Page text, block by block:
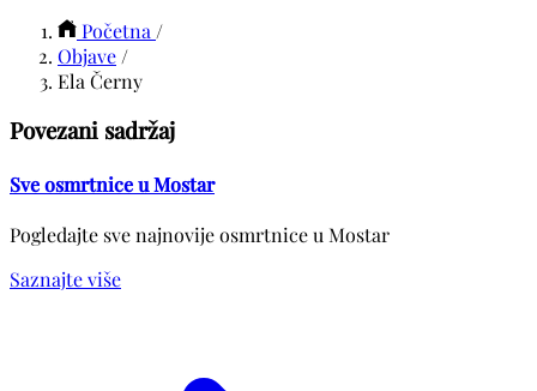
Početna /
Objave /
Ela Černy
Povezani sadržaj
Sve osmrtnice u Mostar
Pogledajte sve najnovije osmrtnice u Mostar
Saznajte više